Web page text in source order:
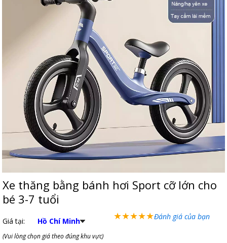
Xe thăng bằng bánh hơi Sport cỡ lớn cho
bé 3-7 tuổi
Giá tại: Hồ Chí Minh ★★★★★Đánh giá của bạn
(Vui lòng chọn giá theo đúng khu vực)